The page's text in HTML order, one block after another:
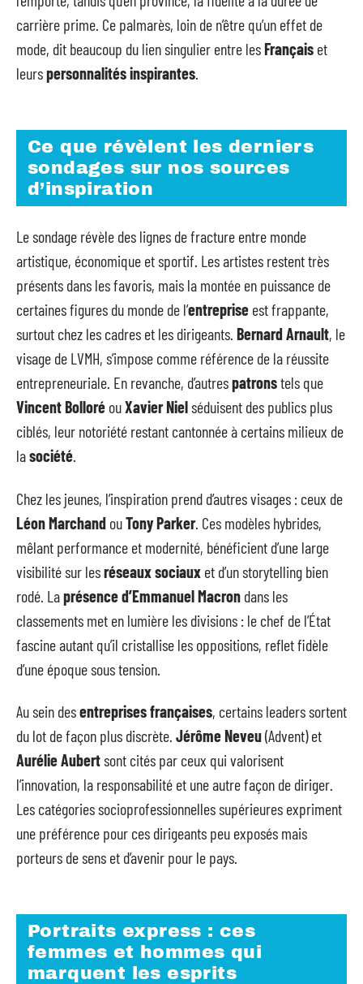
carrière prime. Ce palmarès, loin de n’être qu’un effet de
mode, dit beaucoup du lien singulier entre lesFrançais et
leurspersonnalités inspirantes.
Ce que révèlent les derniers
sondages sur nos sources
d’inspiration
Le sondage révèle des lignes de fracture entre monde
artistique, économique et sportif. Les artistes restent très
présents dans les favoris, mais la montée en puissance de
certaines figures du monde de l’entreprise est frappante,
surtout chez les cadres et les dirigeants. Bernard Arnault, le
visage de LVMH, s’impose comme référence de la réussite
entrepreneuriale. En revanche, d’autrespatronstels que
Vincent Bolloré ouXavier Nielséduisent des publics plus
ciblés, leur notoriété restant cantonnée à certains milieux de
lasociété.
Chez les jeunes, l’inspiration prend d’autres visages : ceux de
Léon Marchand ouTony Parker. Ces modèles hybrides,
mêlant performance et modernité, bénéficient d’une large
visibilité sur lesréseaux sociaux et d’un storytelling bien
rodé. Laprésence d’Emmanuel Macron dans les
classements met en lumière les divisions : le chef de l’État
fascine autant qu’il cristallise les oppositions, reflet fidèle
d’une époque sous tension.
Au sein desentreprises françaises, certains leaders sortent
du lot de façon plus discrète. Jérôme Neveu(Advent) et
Aurélie Aubertsont cités par ceux qui valorisent
l’innovation, la responsabilité et une autre façon de diriger.
Les catégories socioprofessionnelles supérieures expriment
une préférence pour ces dirigeants peu exposés mais
porteurs de sens et d’avenir pour le pays.
Portraits express : ces
femmes et hommes qui
marquent les esprits